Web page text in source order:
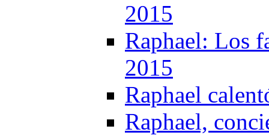
2015
Raphael: Los
2015
Raphael
Raphael,